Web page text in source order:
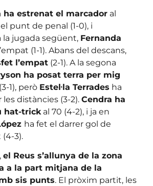
ha estrenat el marcador al
punt de penal (1-0), i
jugada següent, Fernanda
(1-1). Abans del descans,
l’empat (2-1). A la segona
ha posat terra per mig
(3-1), però Estel·la Terrades ha
distàncies (3-2). Cendra ha
hat-trickal 70 (4-2), i ja en
ha fet el darrer gol de
3).
el Reus s’allunya de la zona
a la part mitjana de la
sis punts. El pròxim partit, les